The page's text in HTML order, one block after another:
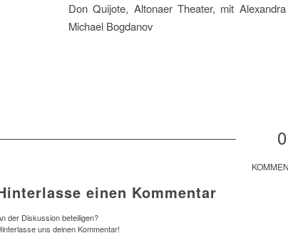
Don Quijote, Altonaer Theater, mit
Michael Bogdanov
0
einen Kommentar
der Diskussion beteiligen?
uns deinen Kommentar!